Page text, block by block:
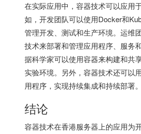
在实际应用中，容器技术可以应用
如，开发团队可以使用Docker和
管理开发、测试和生产环境。运维
技术来部署和管理应用程序、服务
据科学家可以使用容器来构建和共
实验环境。另外，容器技术还可以
用程序，实现持续集成和持续部署。
结论
容器技术在香港服务器 上的应用为